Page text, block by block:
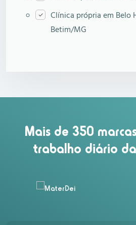
Clínica própria em Belo
Betim/MG
Mais de 350
trabalho diário